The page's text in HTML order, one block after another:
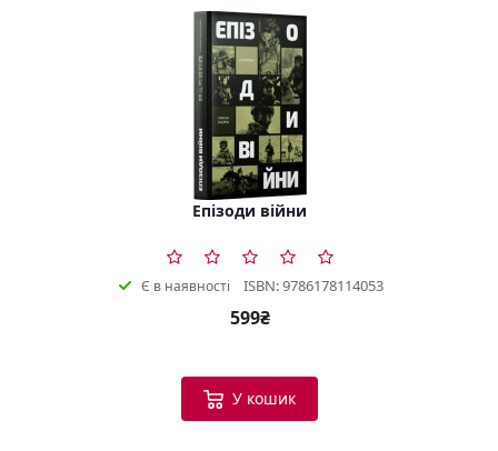
Епізоди війни
Є в наявності ISBN: 9786178114053
599₴
У кошик